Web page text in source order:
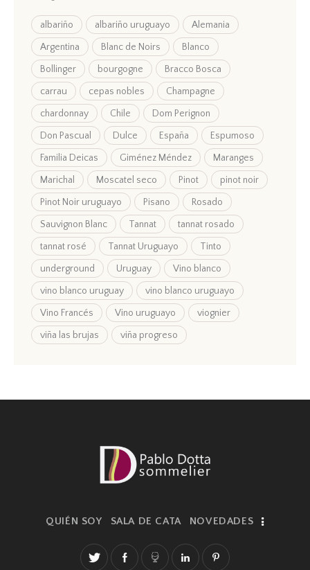
albariño albariño uruguayo
Alemania
Argentina
Blanc de Noirs
Blanco
Bollinger
bourgogne
Bracco Bosca
carrau
cepas nobles
Champagne
chardonnay
Chile
Dom Perignon
Don Pascual
Dulce España
Espumoso
Familia Deicas
Giménez Méndez
Maranges
Marichal
Moscatel seco Pinot
pinot noir
Pinot Noir uruguayo
Pisano
Rosado
Sauvignon Blanc
Tannat
tannat rosado
tannat rosé
Tannat Uruguayo
Tinto
underground
Uruguay
Vino blanco
vino blanco uruguay
vino blanco uruguayo
Vino Francés
Vino uruguayo
viognier
viña las brujas
viña progreso
QUIÉN SOY SALA DE CATA NOVEDADES